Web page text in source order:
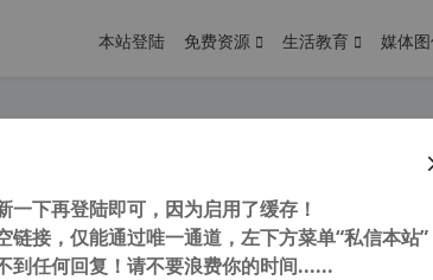
本站登陆 免费资源 生活教育 媒体
v8.4.7.0 (专业数据恢复软件) 汉化中文版
注意：由于网站空间位于国
您在
一下再登陆即可，因为启用了缓存！
链接，仅能通过唯一通道，左下方菜单“私信本站”
到任何回复！请不要浪费你的时间......